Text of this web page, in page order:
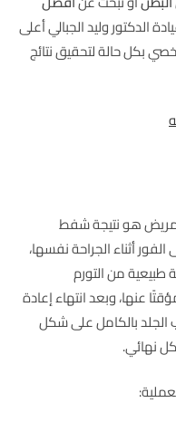
الدكتور وليد الجبالي أعلى
بكل حالة لتحقيق نتائج
هو نتيجة شفط
أثناء الجراحة نفسها،
من التورم
عنها، وبعد انتهاء إعادة
الجلد بالكامل على شكل
نهائي.